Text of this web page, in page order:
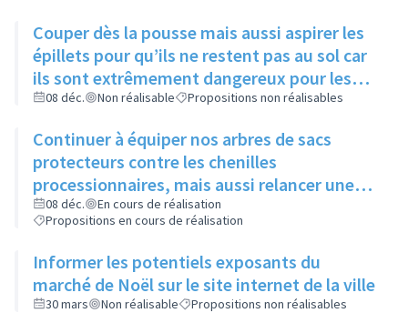
Couper dès la pousse mais aussi aspirer les
épillets pour qu’ils ne restent pas au sol car
ils sont extrêmement dangereux pour les
animaux
08 déc. Non réalisable Propositions non réalisables
Continuer à équiper nos arbres de sacs
protecteurs contre les chenilles
processionnaires, mais aussi relancer une
communication sur leur utilité, leur
importance et l’intérêt commun de ne pas y
toucher
08 déc.
En cours de réalisation
Propositions en cours de réalisation
Informer les potentiels exposants du
marché de Noël sur le site internet de la ville
30 mars Non réalisable Propositions non réalisables